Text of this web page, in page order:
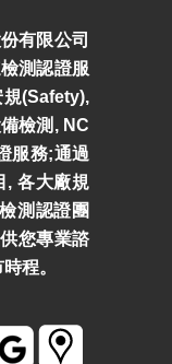
有限公司
測認證服
(Safety),
檢測, NC
服務;通過
, 各大廠規
測認證團
您專業諮
程。